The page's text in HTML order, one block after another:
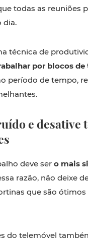
todas as reuniões
dia.
técnica de
por blocos de
período de tempo,
e desative
deve ser o mais
razão, não deixe
que são ótimos
do telemóvel